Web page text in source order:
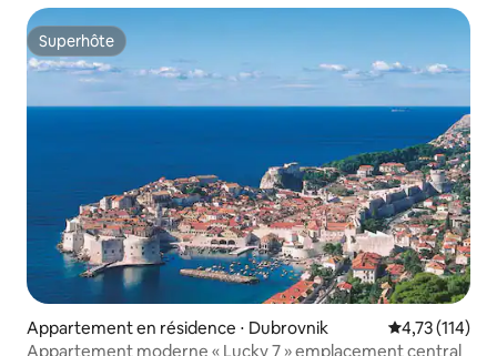
Superhôte
Superhôte
Appartement en résidence ⋅ Dubrovnik Évaluation
4,73 (114)
Appartement moderne « Lucky 7 » emplacement central